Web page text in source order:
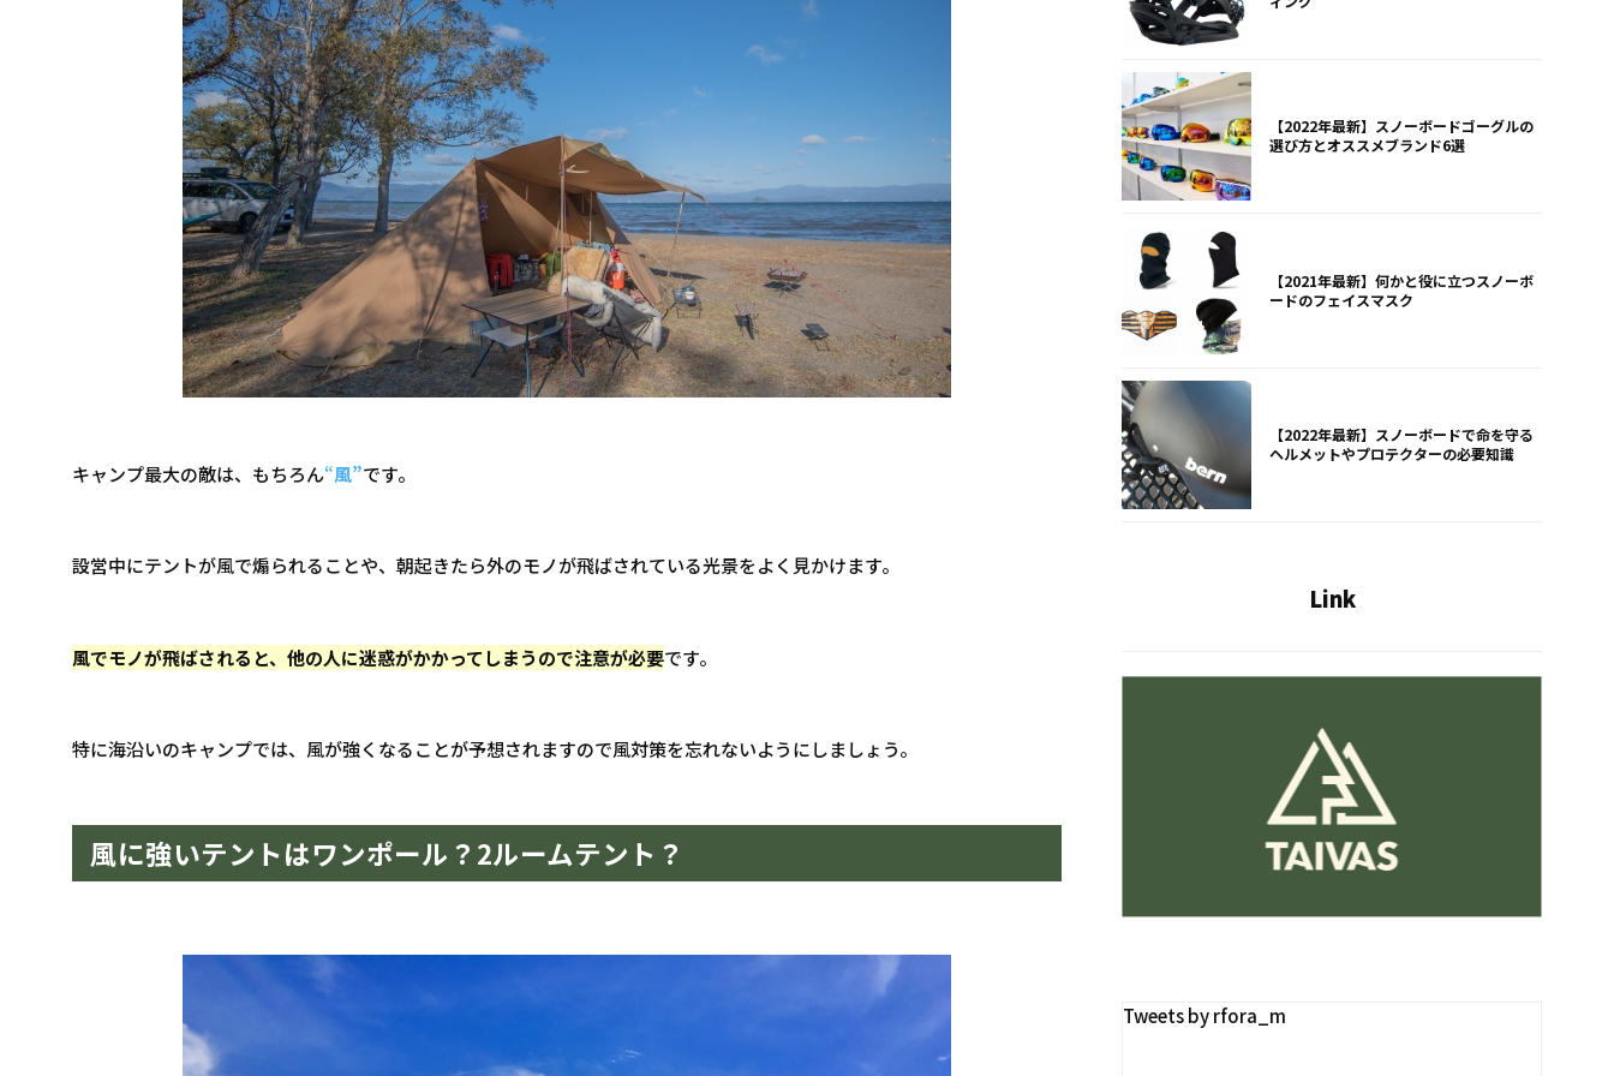
キャンプ最大の敵は、もちろん“風”です。
設営中にテントが風で煽られることや、朝起きたら外のモノが飛ばされている光景をよく見かけます。
風でモノが飛ばされると、他の人に迷惑がかかってしまうので注意が必要です。
特に海沿いのキャンプでは、風が強くなることが予想されますので風対策を忘れないようにしましょう。
風に強いテントはワンポール？2ルームテント？
【2022年最新】スノーボードゴーグルの
選び方とオススメブランド6選
【2021年最新】何かと役に立つスノーボ
ードのフェイスマスク
【2022年最新】スノーボードで命を守る
ヘルメットやプロテクターの必要知識
Link
Tweets by rfora_m